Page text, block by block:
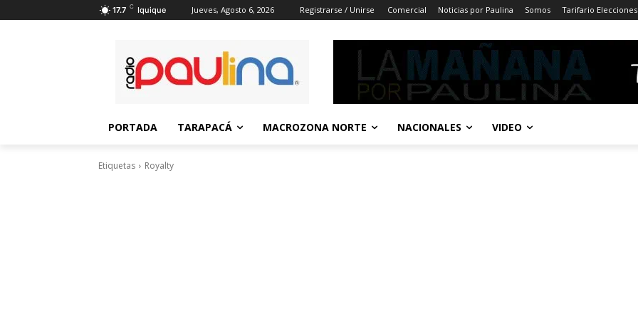
17.7 C Iquique Jueves, Agosto 6, 2026 Registrarse / Unirse Comercial Noticias por Paulina Somos Tarifario Elecciones
PORTADA TARAPACÁ MACROZONA NORTE NACIONALES VIDEO
Etiquetas Royalty